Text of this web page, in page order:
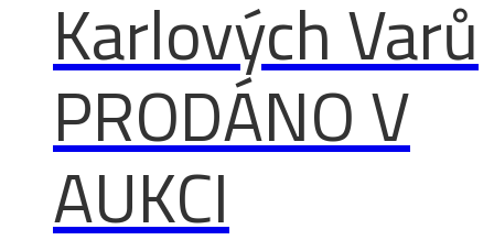
Karlových Varů
PRODÁNO V
AUKCI